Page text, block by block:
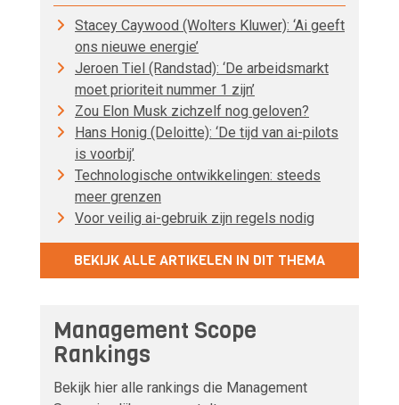
Stacey Caywood (Wolters Kluwer): ‘Ai geeft
ons nieuwe energie’
Jeroen Tiel (Randstad): ‘De arbeidsmarkt
moet prioriteit nummer 1 zijn’
Zou Elon Musk zichzelf nog geloven?
Hans Honig (Deloitte): ‘De tijd van ai-pilots
is voorbij’
Technologische ontwikkelingen: steeds
meer grenzen
Voor veilig ai-gebruik zijn regels nodig
BEKIJK ALLE ARTIKELEN IN DIT THEMA
Management Scope
Rankings
Bekijk hier alle rankings die Management